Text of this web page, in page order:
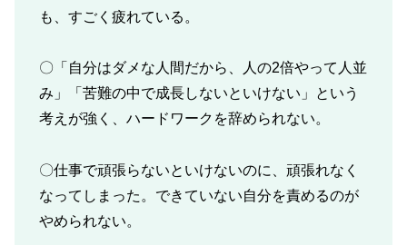
も、すごく疲れている。
〇「自分はダメな人間だから、人の2倍やって人並
み」「苦難の中で成長しないといけない」という
考えが強く、ハードワークを辞められない。
〇仕事で頑張らないといけないのに、頑張れなく
なってしまった。できていない自分を責めるのが
やめられない。